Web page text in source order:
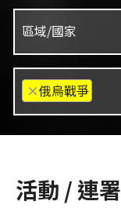
×俄烏戰爭
活動 / 連署